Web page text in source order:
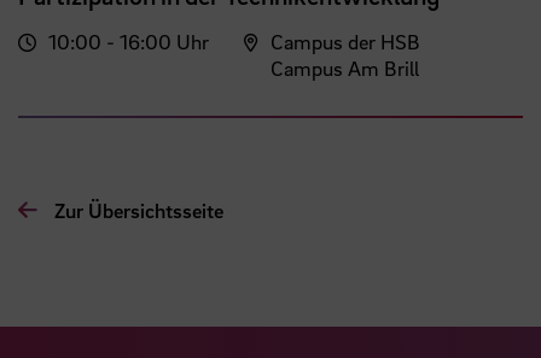
10:00 - 16:00 Uhr
Campus der HSB
Campus Am Brill
Zur Übersichtsseite